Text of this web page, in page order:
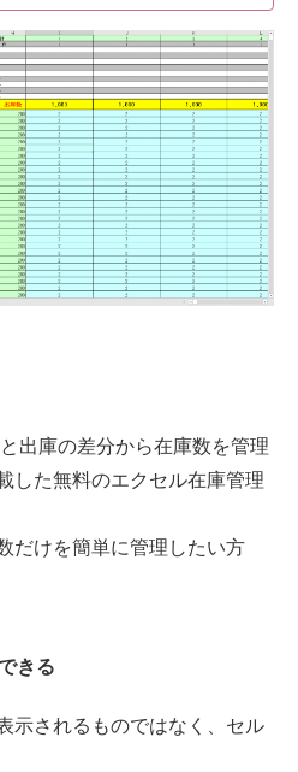
出庫の差分から在庫数を管理
した無料のエクセル在庫管理
だけを簡単に管理したい方
きる
示されるものではなく、セル